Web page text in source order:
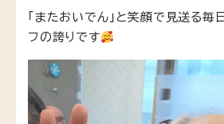
「またおいでん」と笑顔で見送る毎
フの誇りです